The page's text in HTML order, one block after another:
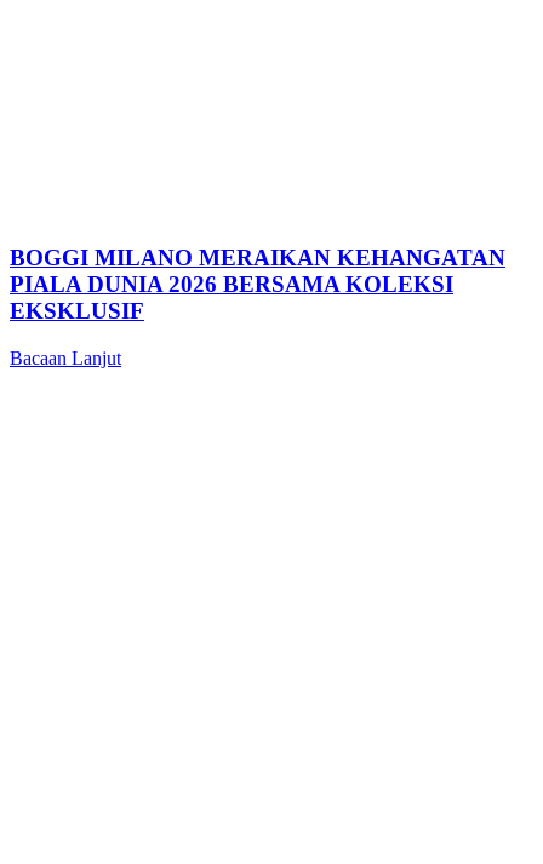
BOGGI MILANO MERAIKAN KEHANGATAN
PIALA DUNIA 2026 BERSAMA KOLEKSI
EKSKLUSIF
Bacaan Lanjut